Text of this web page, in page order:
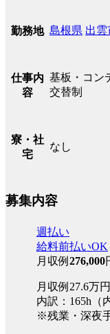
勤務地 島根県 出雲
仕事内
容
基板・コン
交替制
寮・社
宅
なし
募集内容
週払い
給料前払いOK
月収例 276,000
月収例27.6万
内訳：165h（
※残業・深夜